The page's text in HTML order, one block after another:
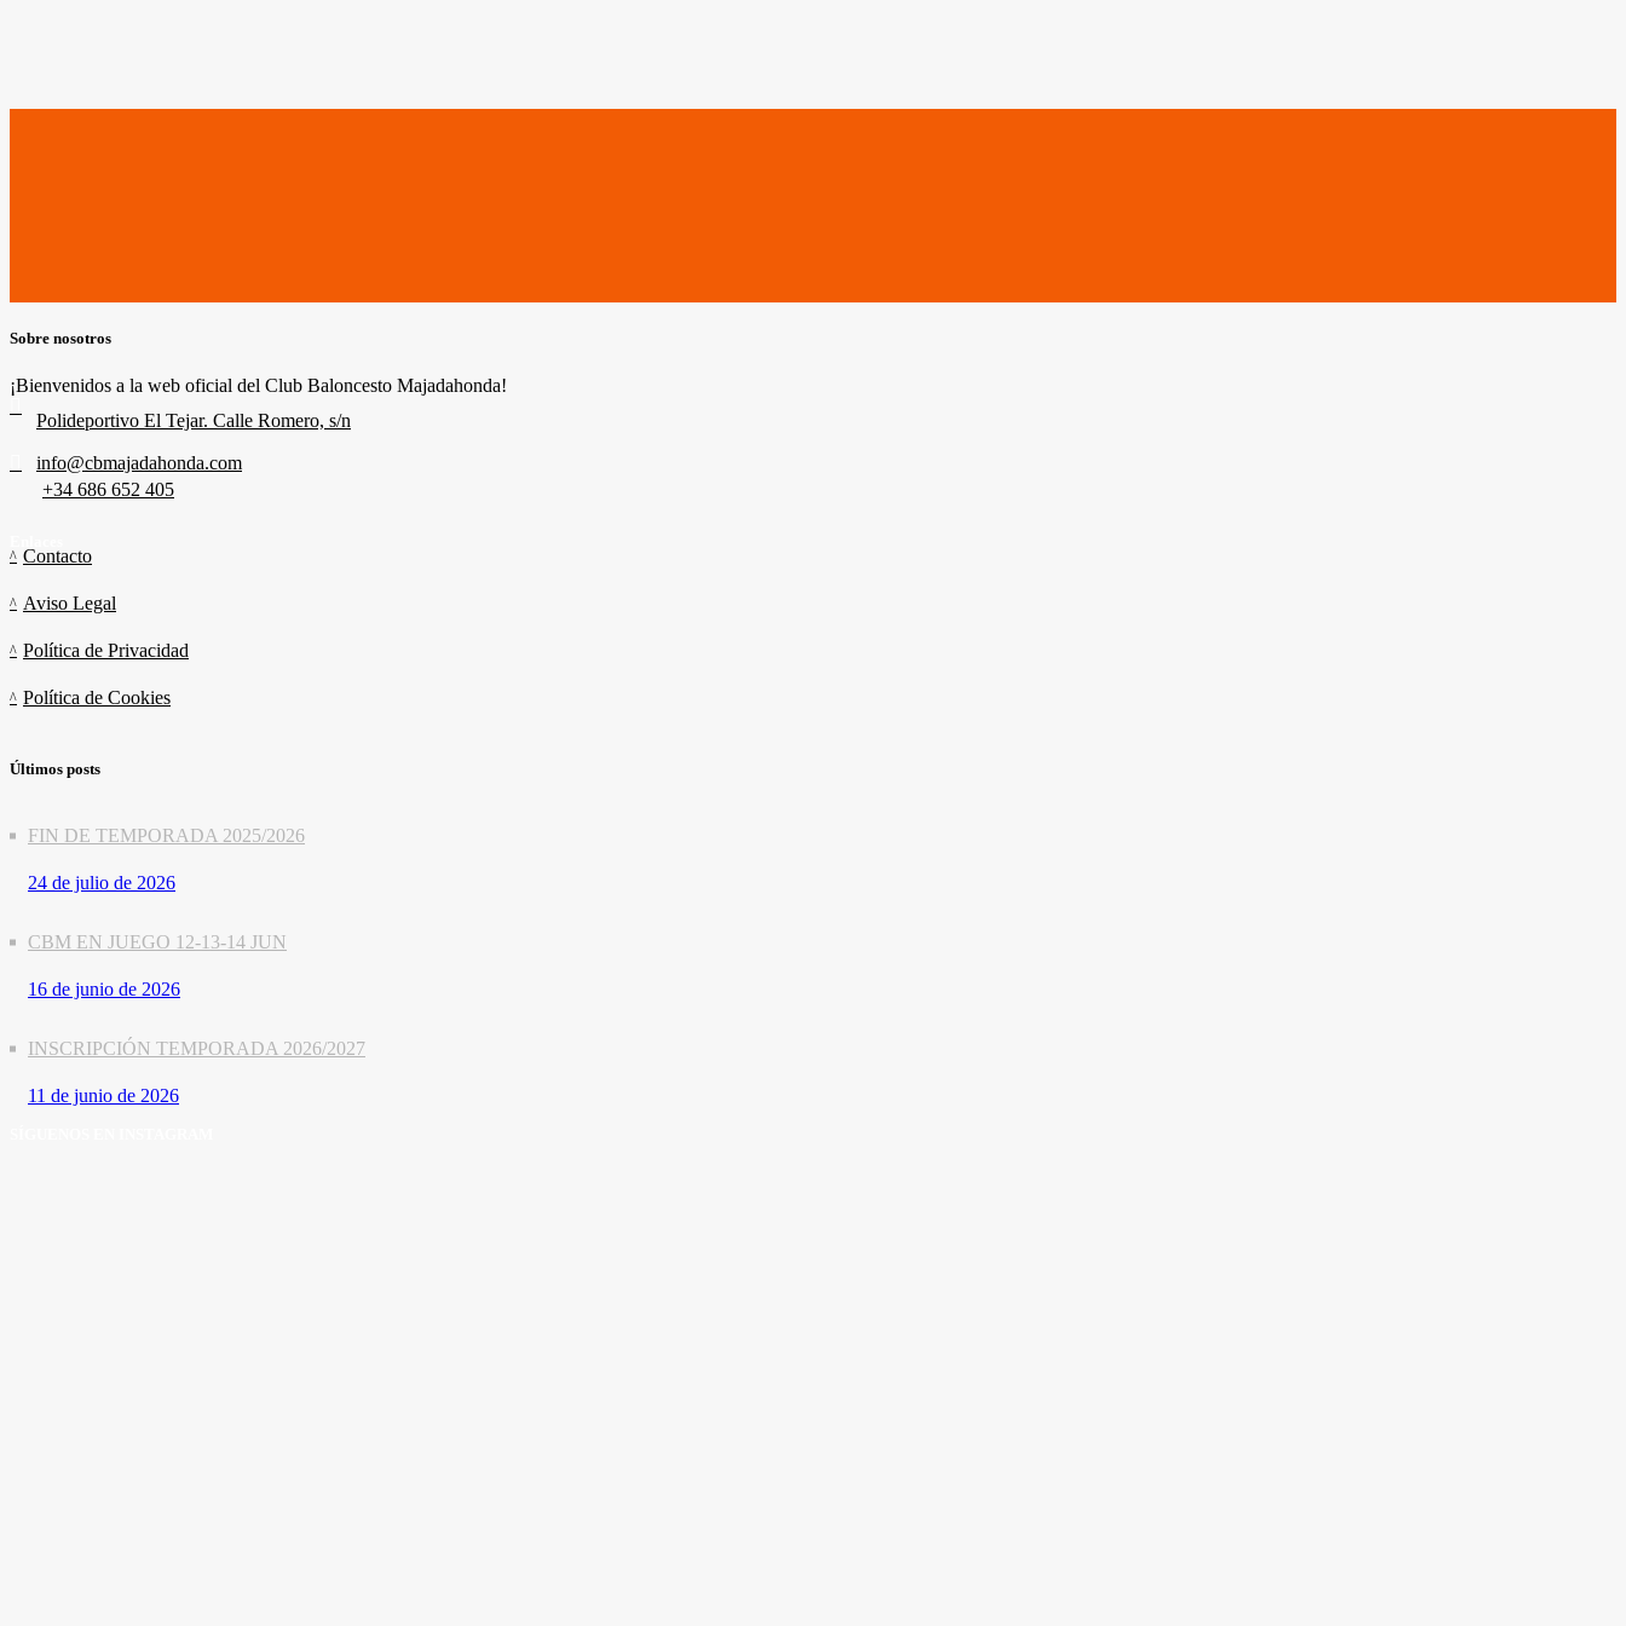
Sobre nosotros
¡Bienvenidos a la web oficial del Club Baloncesto Majadahonda!
Polideportivo El Tejar. Calle Romero, s/n
info@cbmajadahonda.com
+34 686 652 405
Contacto
Aviso Legal
Política de Privacidad
Política de Cookies
Últimos posts
FIN DE TEMPORADA 2025/2026
24 de julio de 2026
CBM EN JUEGO 12-13-14 JUN
16 de junio de 2026
INSCRIPCIÓN TEMPORADA 2026/2027
11 de junio de 2026